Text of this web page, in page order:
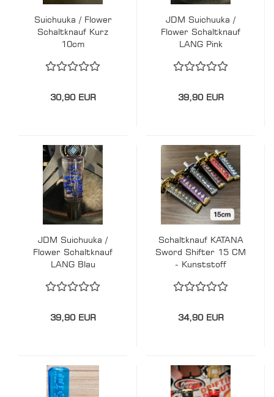
Suichuuka / Flower
Schaltknauf Kurz
10cm
30,90 EUR
JDM Suichuuka /
Flower Schaltknauf
LANG Pink
39,90 EUR
JDM Suichuuka /
Flower Schaltknauf
LANG Blau
39,90 EUR
Schaltknauf KATANA
Sword Shifter 15 CM
- Kunststoff
34,90 EUR